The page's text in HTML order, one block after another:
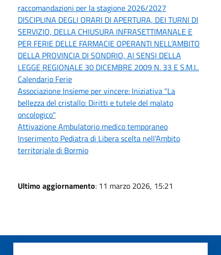
raccomandazioni per la stagione 2026/2027
DISCIPLINA DEGLI ORARI DI APERTURA, DEI TURNI DI
SERVIZIO, DELLA CHIUSURA INFRASETTIMANALE E
PER FERIE DELLE FARMACIE OPERANTI NELL’AMBITO
DELLA PROVINCIA DI SONDRIO, AI SENSI DELLA
LEGGE REGIONALE 30 DICEMBRE 2009 N. 33 E S.M.I..
Calendario Ferie
Associazione Insieme per vincere: Iniziativa "La
bellezza del cristallo: Diritti e tutele del malato
oncologico"
Attivazione Ambulatorio medico temporaneo
Inserimento Pediatra di Libera scelta nell'Ambito
territoriale di Bormio
Ultimo aggiornamento: 11 marzo 2026, 15:21